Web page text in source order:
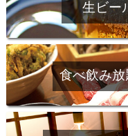
生ビー
食べ飲み